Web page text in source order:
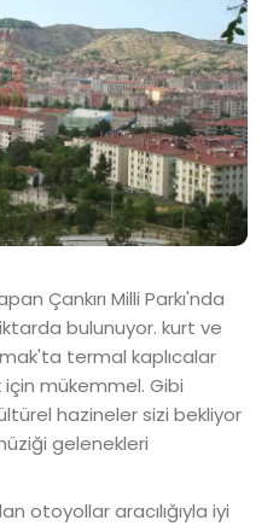
Çankırı Milli Parkı'nda
bulunuyor. kurt ve
termal kaplıcalar
için mükemmel. Gibi
hazineler sizi bekliyor
gelenekleri
otoyollar aracılığıyla iyi